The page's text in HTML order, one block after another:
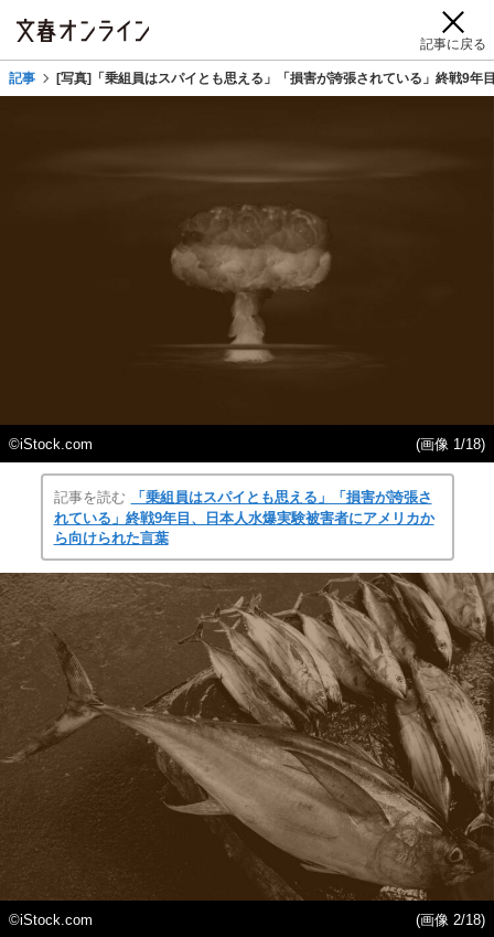
記事に戻る
記事 [写真]「乗組員はスパイとも思える」「損害が誇張されている」終戦9年
©iStock.com (画像 1/18)
記事を読む
「乗組員はスパイとも思える」「損害が誇張さ
れている」終戦9年目、日本人水爆実験被害者にアメリカか
ら向けられた言葉
©iStock.com
(画像 2/18)